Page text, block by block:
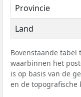
Provincie
Land
Bovenstaande
waarbinnen het
is op basis van de
en de topografische